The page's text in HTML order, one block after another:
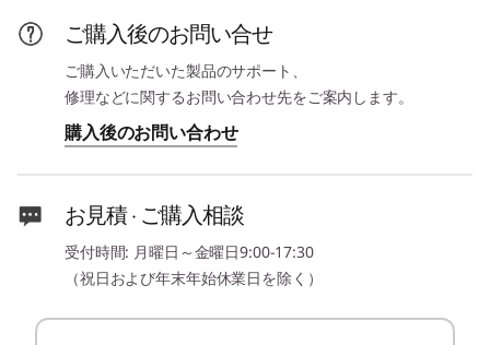
その他のセキュリティ機能
パワーオン パスワード、スーパーバイザー パスワード、
システム マネジメント パスワード、ハードディスク パス
ワード(NVMe パスワード)、ケーブルロックスロット
(2.5x6mm)
メモリー*
オンボード: 16GB/24GB/32GB/64GB 最大64GB
メモリースロット数
2-USB 5Gbps (Type-A/USB 3.2 Gen 1/Always On)
Thunderbolt 4 (Type-C/USB4/USB PD/DP Alt Mode)
HDMI
-USB 10Gbps (Type-C/USB 3.2 Gen 2/USB PD/DP Alt
ご購入後のお問い合せ
ご購入いただいた製品のサポート、
修理などに関するお問い合わせ先をご案内します。
購入後のお問い合わせ
お見積 · ご購入相談
受付時間: 月曜日～金曜日9:00-17:30
（祝日および年末年始休業日を除く）